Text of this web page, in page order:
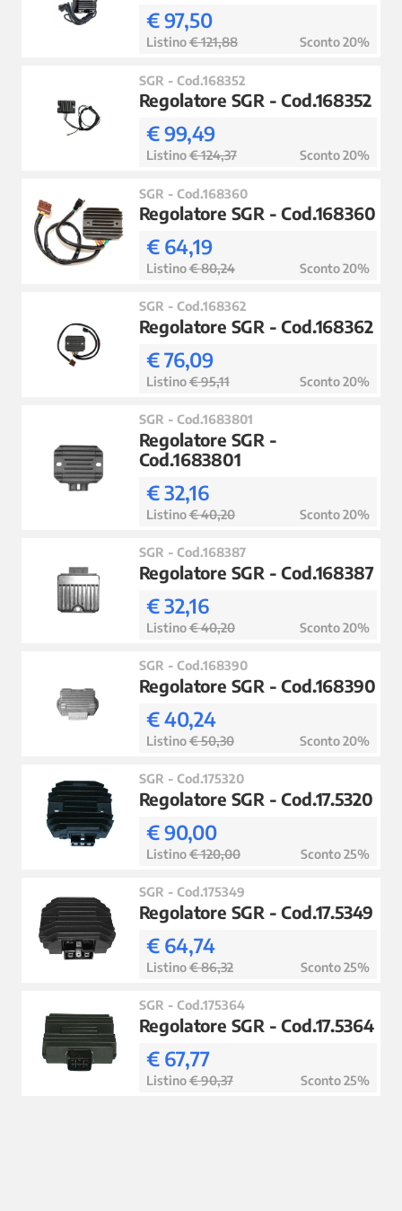
€ 97,50
Listino€ 121,88 Sconto 20%
SGR - Cod.168352
Regolatore SGR - Cod.168352
€ 99,49
Listino€ 124,37 Sconto 20%
SGR - Cod.168360
Regolatore SGR - Cod.168360
€ 64,19
Listino€ 80,24 Sconto 20%
SGR - Cod.168362
Regolatore SGR - Cod.168362
€ 76,09
Listino€ 95,11 Sconto 20%
SGR - Cod.1683801
Regolatore SGR -
Cod.1683801
€ 32,16
Listino€ 40,20 Sconto 20%
SGR - Cod.168387
Regolatore SGR - Cod.168387
€ 32,16
Listino€ 40,20 Sconto 20%
SGR - Cod.168390
Regolatore SGR - Cod.168390
€ 40,24
Listino€ 50,30 Sconto 20%
SGR - Cod.175320
Regolatore SGR - Cod.17.5320
€ 90,00
Listino€ 120,00 Sconto 25%
SGR - Cod.175349
Regolatore SGR - Cod.17.5349
€ 64,74
Listino€ 86,32 Sconto 25%
SGR - Cod.175364
Regolatore SGR - Cod.17.5364
€ 67,77
Listino€ 90,37 Sconto 25%